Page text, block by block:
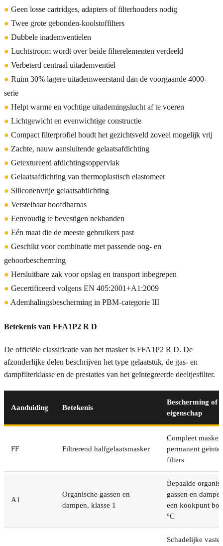
● Geen losse cartridges, adapters of filterhouders nodig
● Twee grote gebonden-koolstoffilters
● Dubbele inademventielen
● Luchtstroom wordt over beide filterelementen verdeeld
● Verbeterd centraal uitademventiel
● Ruim 30% lagere uitademweerstand dan de voorgaande 4000-
serie
● Helpt warme en vochtige uitademingslucht af te voeren
● Lichtgewicht en evenwichtige constructie
● Compact filterprofiel houdt het gezichtsveld zoveel mogelijk vrij
● Zachte, nauw aansluitende gelaatsafdichting
● Getextureerd afdichtingsoppervlak
● Gelaatsafdichting van thermoplastisch elastomeer
● Siliconenvrije gelaatsafdichting
● Verstelbaar hoofdharnas
● Eenvoudig te bevestigen nekbanden
● Eén maat die de meeste gebruikers past
● Geschikt voor combinatie met passende oog- en
gehoorbescherming
● Hersluitbare zak voor opslag en transport inbegrepen
● Gecertificeerd volgens EN 405:2001+A1:2009
● Ademhalingsbescherming in PBM-categorie III
Betekenis van FFA1P2 R D
De officiële classificatie van het masker is FFA1P2 R D. De
afzonderlijke delen beschrijven het type gelaatstuk, de gas- en
dampfilterklasse en de prestaties van het geïntegreerde deeltjesfilter.
Aanduiding Betekenis
Bescherming of
eigenschap
FF Filtrerend halfgelaatsmasker
Compleet masker
permanent
filters
A1
Organische gassen en
dampen, klasse 1
Bepaalde
gassen en
een kookpunt
°C
Schadelijke vaste